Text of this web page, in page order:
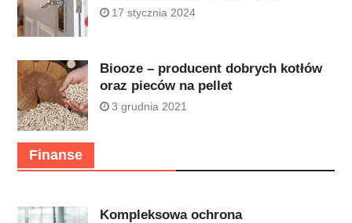
17 stycznia 2024
Biooze – producent dobrych kotłów
oraz pieców na pellet
3 grudnia 2021
Finanse
Kompleksowa ochrona